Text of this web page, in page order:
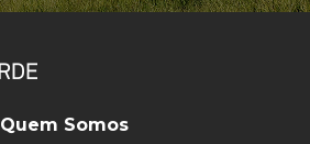
Quem Somos